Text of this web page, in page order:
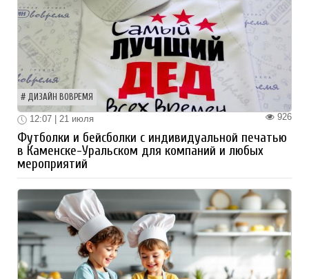
ДИЗАЙН ВОВРЕМЯ
926
12:07 | 21 июля
Футболки и бейсболки с индивидуальной печатью
в Каменске-Уральском для компаний и любых
мероприятий